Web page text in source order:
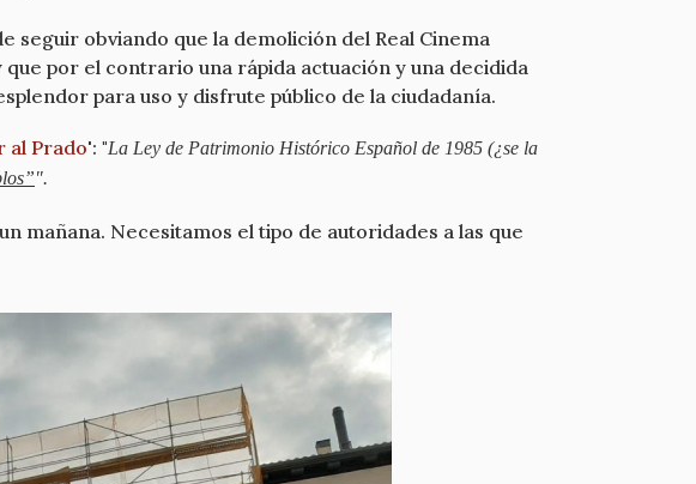
seguir obviando que la demolición del Real Cinema
por el contrario una rápida actuación y una decidida
para uso y disfrute público de la ciudadanía.
al Prado': "La Ley de Patrimonio Histórico Español de 1985 (¿se la
".
mañana. Necesitamos el tipo de autoridades a las que